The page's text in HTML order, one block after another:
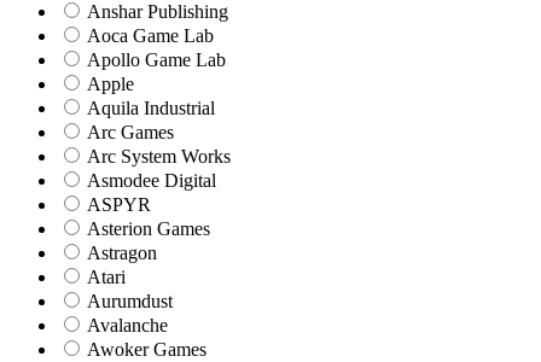
Anshar Publishing
Aoca Game Lab
Apollo Game Lab
Apple
Aquila Industrial
Arc Games
Arc System Works
Asmodee Digital
ASPYR
Asterion Games
Astragon
Atari
Aurumdust
Avalanche
Awoker Games